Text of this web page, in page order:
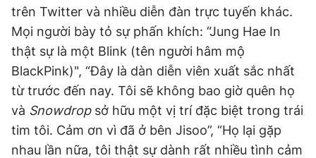
trên Twitter và nhiều diễn đàn trực tuyến khác.
Mọi người bày tỏ sự phấn khích: “Jung Hae In
thật sự là một Blink (tên người hâm mộ
BlackPink)", “Đây là dàn diễn viên xuất sắc nhất
từ trước đến nay. Tôi sẽ không bao giờ quên họ
và Snowdrop sở hữu một vị trí đặc biệt trong trái
tim tôi. Cảm ơn vì đã ở bên Jisoo”, “Họ lại gặp
nhau lần nữa, tôi thật sự dành rất nhiều tình cảm